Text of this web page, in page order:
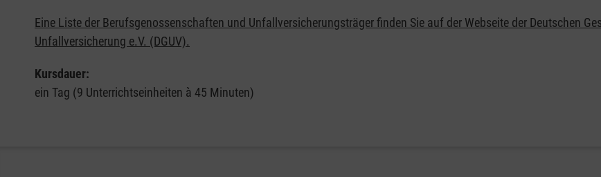
Eine Liste der Berufsgenossenschaften und Unfallversicherungsträger finden Sie auf der Webseite der Deutschen
Unfallversicherung e.V. (DGUV).
Kursdauer:
ein Tag (9 Unterrichtseinheiten à 45 Minuten)